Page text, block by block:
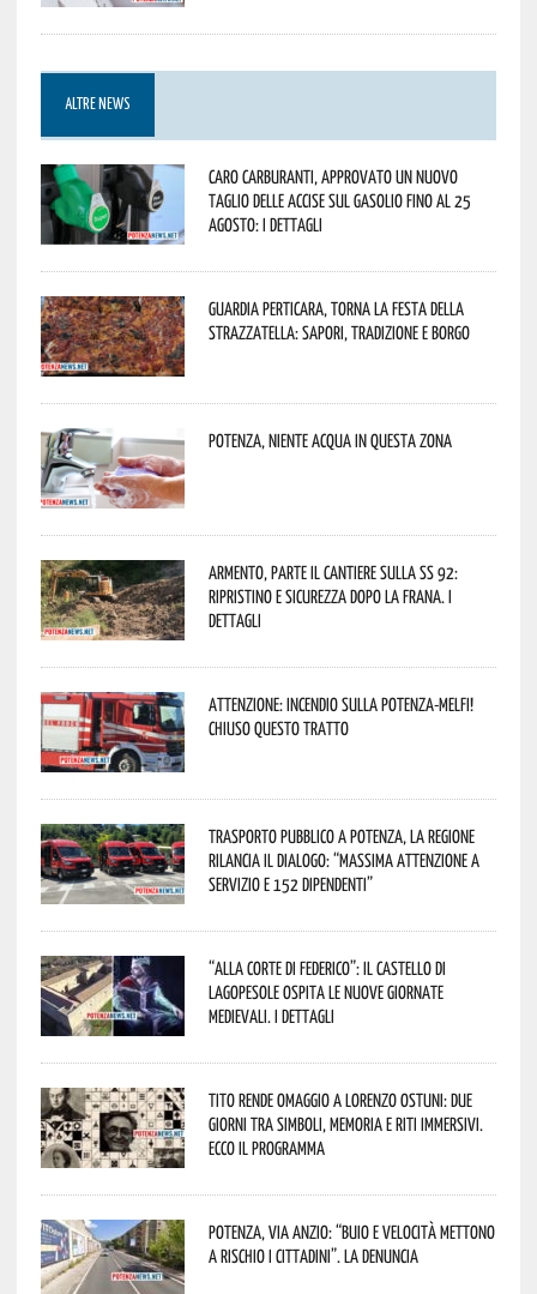
ALTRE NEWS
Caro carburanti, approvato un nuovo
taglio delle accise sul gasolio fino al 25
agosto: i dettagli
Guardia Perticara, torna la Festa della
Strazzatella: sapori, tradizione e borgo
Potenza, niente acqua in questa zona
Armento, parte il cantiere sulla SS 92:
ripristino e sicurezza dopo la frana. I
dettagli
Attenzione: incendio sulla Potenza-Melfi!
Chiuso questo tratto
Trasporto pubblico a Potenza, la Regione
rilancia il dialogo: “Massima attenzione a
servizio e 152 dipendenti”
“Alla corte di Federico”: il Castello di
Lagopesole ospita le nuove Giornate
Medievali. I dettagli
Tito rende omaggio a Lorenzo Ostuni: due
giorni tra simboli, memoria e riti immersivi.
Ecco il programma
Potenza, Via Anzio: “Buio e velocità mettono
a rischio i cittadini”. La denuncia